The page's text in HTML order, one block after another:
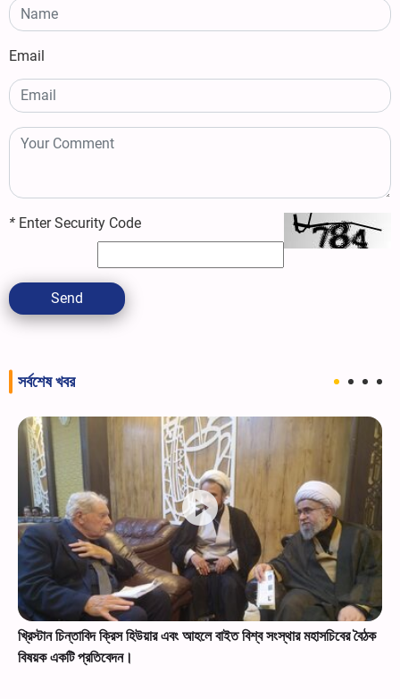
Email
* Enter Security Code
Send
সর্বশেষ খবর
ক্রিস হিউয়ার এবং আহলে বাইত বিশ্ব সংস্থার মহাসচিবের বৈঠক
সৌদি তেল